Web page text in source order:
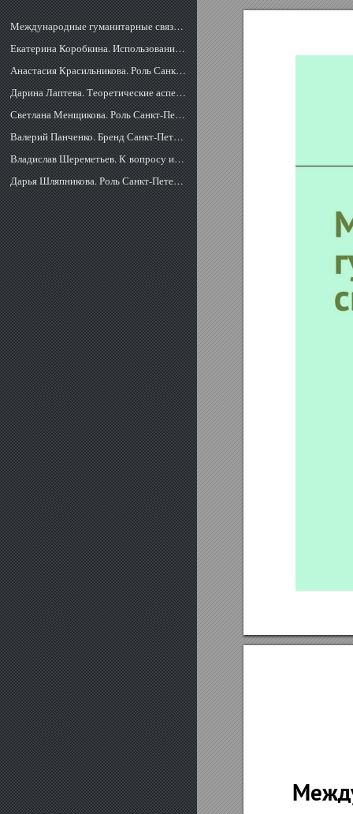
Международные гуманитарные связи. Том XVIII
Екатерина Коробкина. Использование культурного потенциала Санкт-Петербурга для городского брендинга
Анастасия Красильникова. Роль Санкт-Петербурга в реализации внешней культурной политики Российской Федерации на примере музейного сотрудничества
Дарина Лаптева. Теоретические аспекты проблемы имиджа государства
Светлана Менщикова. Роль Санкт-Петербурга в реализации внешней культурной политики России в сфере образования
Валерий Панченко. Бренд Санкт-Петербурга как фактор развития туристического потенциала города
Владислав Шереметьев. К вопросу использования европейского опыта городского брендинга для Санкт-Петербурга
Дарья Шляпникова. Роль Санкт-Петербурга в реализации внешней культурной политики России: взаимодействие с городами-побратимами стран СНГ